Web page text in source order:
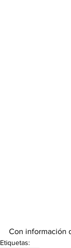
Con información
Etiquetas: